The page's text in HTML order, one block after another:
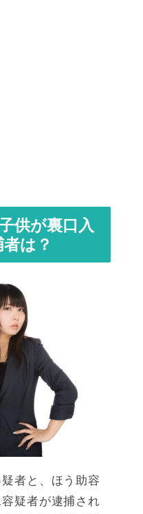
供が裏口入
は？
者と、ほう助容
疑者が逮捕され